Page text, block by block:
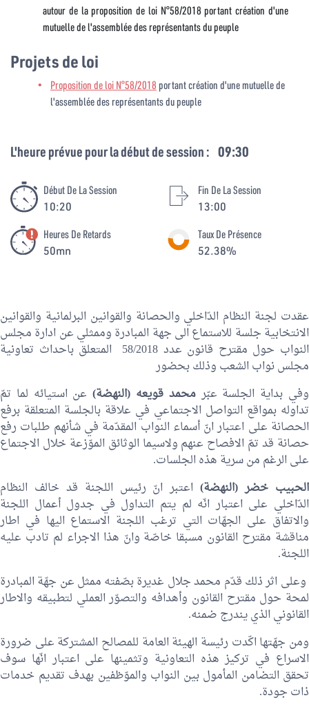
autour de laproposition de loi N°58/2018 portant création d'une
mutuelle de l'assemblée des représentants du peuple
Projets de loi
Proposition de loi N°58/2018portant création d'une mutuelle de
l'assemblée des représentants du peuple
L'heure prévue pour la début de session : 09:30
Début De La Session
10:20
Fin De La Session
13:00
Heures De Retards
50mn
Taux De Présence
52.38%
عقدت لجنة النظام الدّاخلي والحصانة والقوانين البرلمانية والقوانين
الانتخابية جلسة للاستماع الى جهة المبادرة وممثلي عن ادارة مجلس
النواب حول مقترح قانون عدد 58/2018 المتعلق باحداث تعاونية
مجلس نواب الشعب وذلك بحضور
وفي بداية الجلسة عبّرمحمد قويعه (النهضة)عن استيائه لما تمّ
تداوله بمواقع التواصل الاجتماعي في علاقة بالجلسة المتعلقة برفع
الحصانة على اعتبار انّ أسماء النواب المقدّمة في شأنهم طلبات رفع
حصانة قد تمّ الافصاح عنهم ولاسيما الوثائق الموّزعة خلال الاجتماع
على الرغم من سرية هذه الجلسات.
الحبيب خضر(النهضة)اعتبر انّ رئيس اللجنة قد خالف النظام
الدّاخلي على اعتبار انّه لم يتم التداول في جدول أعمال اللجنة
والاتفاق على الجهّات التي ترغب اللجنة الاستماع اليها في اطار
مناقشة مقترح القانون مسبقا خاصّة وانّ هذا الاجراء لم تادب عليه
اللجنة.
وعلى اثر ذلك قدّم محمد جلال غديرةبصّفته ممثل عن جهّة المبادرة
لمحة حول مقترح القانون وأهدافه والتصوّر العملي لتطبيقه والاطار
القانوني الذي يندرج ضمنه.
ومن جهّتها اكّدت رئيسة الهيئة العامة للمصالح المشتركة على ضرورة
الاسراع في تركيز هذه التعاونية وتثمينها على اعتبار انّها سوف
تحقق التضامن المأمول بين النواب والموّظفين بهدف تقديم خدمات
ذات جودة.